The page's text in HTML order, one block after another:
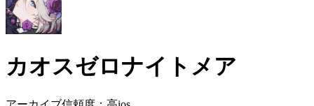
カオスゼロナイトメア